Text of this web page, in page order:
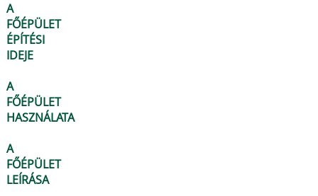
A
FŐÉPÜLET
ÉPÍTÉSI
IDEJE
A
FŐÉPÜLET
HASZNÁLATA
A
FŐÉPÜLET
LEÍRÁSA